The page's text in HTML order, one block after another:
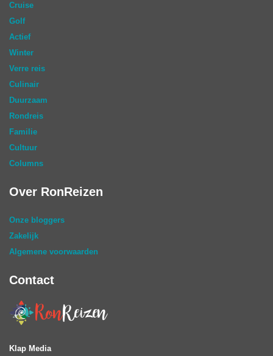
Cruise
Golf
Actief
Winter
Verre reis
Culinair
Duurzaam
Rondreis
Familie
Cultuur
Columns
Over RonReizen
Onze bloggers
Zakelijk
Algemene voorwaarden
Contact
Klap Media